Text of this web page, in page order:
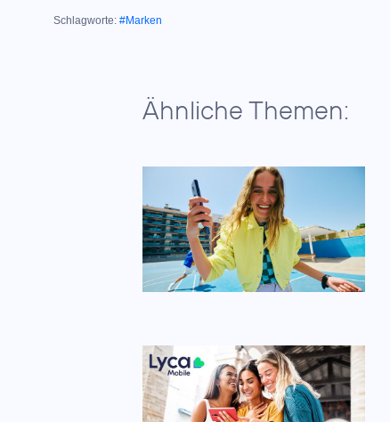
Schlagworte: #Marken
Ähnliche Themen: